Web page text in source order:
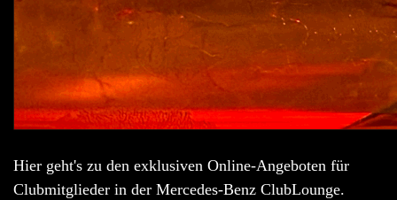
Hier geht's zu den exklusiven Online-Angeboten für
Clubmitglieder in der Mercedes-Benz ClubLounge.